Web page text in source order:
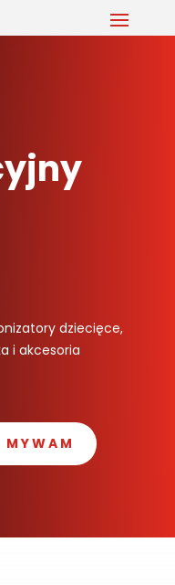
dziecięce,
i akcesoria